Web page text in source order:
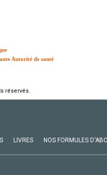
Autorité de santé
réservés.
LIVRES NOS FORMULES